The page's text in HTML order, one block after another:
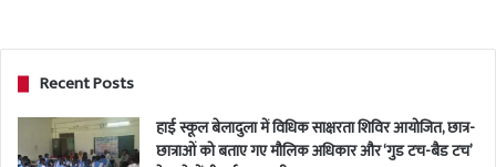
Recent Posts
हाई स्कूल बेलादुला में विधिक साक्षरता शिविर आयोजित, छात्र-
छात्राओं को बताए गए मौलिक अधिकार और ‘गुड टच-बैड टच’